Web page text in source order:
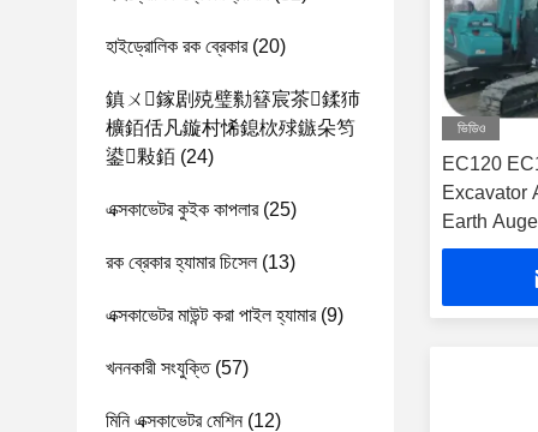
হাইড্রোলিক রক ব্রেকার(20)
鎮ㄨ鎵剧殑璧勬簮宸茶鍒犻
櫎銆佸凡鏇村悕鎴栨殏鏃朵笉
鍙敤銆 (24)
এক্সকাভেটর কুইক কাপলার(25)
রক ব্রেকার হ্যামার চিসেল(13)
এক্সকাভেটর মাউন্ট করা পাইল হ্যামার(9)
খননকারী সংযুক্তি(57)
মিনি এক্সকাভেটর মেশিন(12)
ভিডিও
EC120
Excavator
Earth